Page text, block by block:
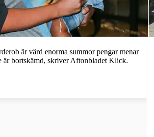
är värd enorma summor pengar menar
är bortskämd, skriver Aftonbladet Klick.